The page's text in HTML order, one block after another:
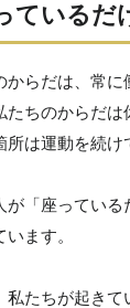
ている
からだは、常に
たちのからだ
所は運動を続け
が「座ってい
います。
私たちが起き